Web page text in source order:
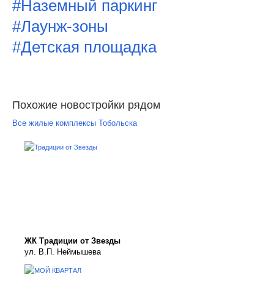
#Наземный паркинг
#Лаунж-зоны
#Детская площадка
Похожие новостройки рядом
Все жилые комплексы Тобольска
ЖК Традиции от Звезды
ул. В.П. Неймышева